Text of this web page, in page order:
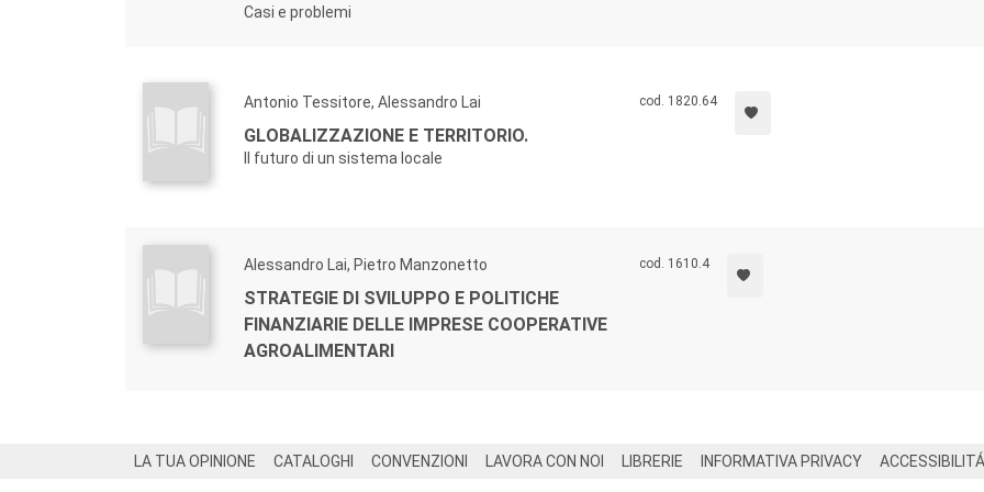
Casi e problemi
Antonio Tessitore, Alessandro Lai
GLOBALIZZAZIONE E TERRITORIO.
Il futuro di un sistema locale
cod. 1820.64
Alessandro Lai, Pietro Manzonetto
STRATEGIE DI SVILUPPO E POLITICHE
FINANZIARIE DELLE IMPRESE COOPERATIVE
AGROALIMENTARI
cod. 1610.4
LA TUA OPINIONE CATALOGHI CONVENZIONI LAVORA CON NOI LIBRERIE INFORMATIVA PRIVACY ACCESSIBILITÁ